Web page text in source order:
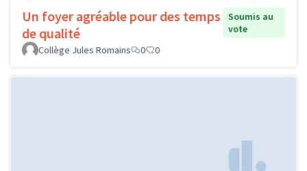
Un foyer agréable pour des temps
de qualité
Soumis au
vote
Collège Jules Romains
0 0